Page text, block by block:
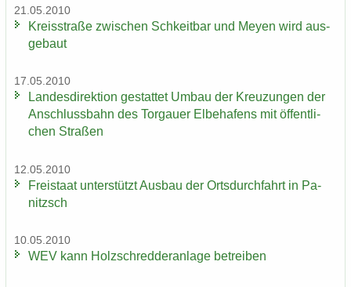
21.05.2010
Kreis­stra­ße zwi­schen Schkeit­bar und Meyen wird aus­
ge­baut
17.05.2010
Lan­des­di­rek­ti­on ge­stat­tet Umbau der Kreu­zun­gen der
An­schluss­bahn des Tor­gau­er El­be­ha­fens mit öf­fent­li­
chen Stra­ßen
12.05.2010
Frei­staat un­ter­stützt Aus­bau der Orts­durch­fahrt in Pa­
nitzsch
10.05.2010
WEV kann Holz­schred­de­r­an­la­ge be­trei­ben